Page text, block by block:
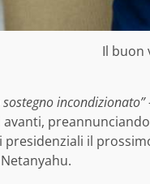
Il buon
incondizionato”
il